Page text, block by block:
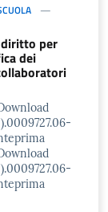
diritto per
dei